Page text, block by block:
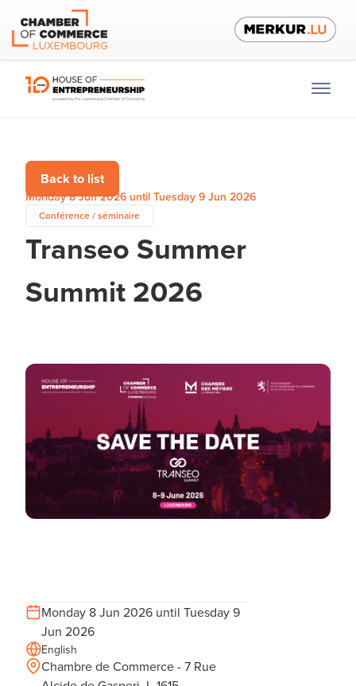
Back to list
Monday 8 Jun 2026 until Tuesday 9 Jun 2026
Conférence / séminaire
Transeo Summer
Summit 2026
Monday 8 Jun 2026 until Tuesday 9
Jun 2026
English
Chambre de Commerce - 7 Rue